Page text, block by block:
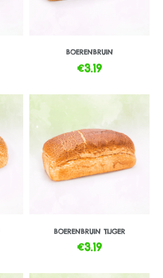
BOERENBRUIN
€3.19
BOERENBRUIN TIJGER
€3.19